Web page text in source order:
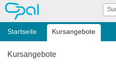
OPAL
Startseite Kursangebote
Kursangebote